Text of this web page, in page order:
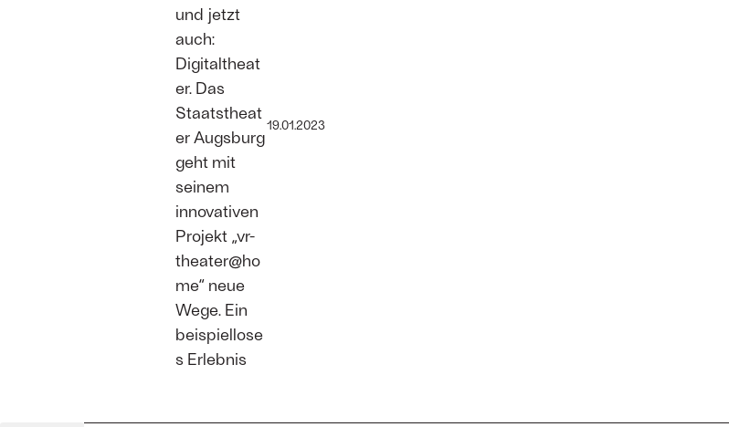
und jetzt
auch:
Digitaltheat
er. Das
Staatstheat
er Augsburg
geht mit
seinem
innovativen
Projekt „vr-
theater@ho
me“ neue
Wege. Ein
beispiellose
s Erlebnis
19.01.2023